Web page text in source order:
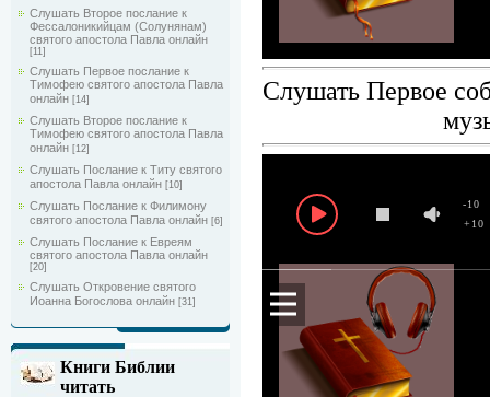
Слушать Второе послание к
Фессалоникийцам (Солунянам)
святого апостола Павла онлайн
[11]
Слушать Первое послание к
Тимофею святого апостола Павла
онлайн [14]
Слушать Второе послание к
Тимофею святого апостола Павла
онлайн [12]
Слушать Послание к Титу святого
апостола Павла онлайн [10]
Слушать Послание к Филимону
святого апостола Павла онлайн [6]
Слушать Послание к Евреям
святого апостола Павла онлайн
[20]
Слушать Откровение святого
Иоанна Богослова онлайн [31]
Книги Библии
читать
Слушать Первое
+10
-10